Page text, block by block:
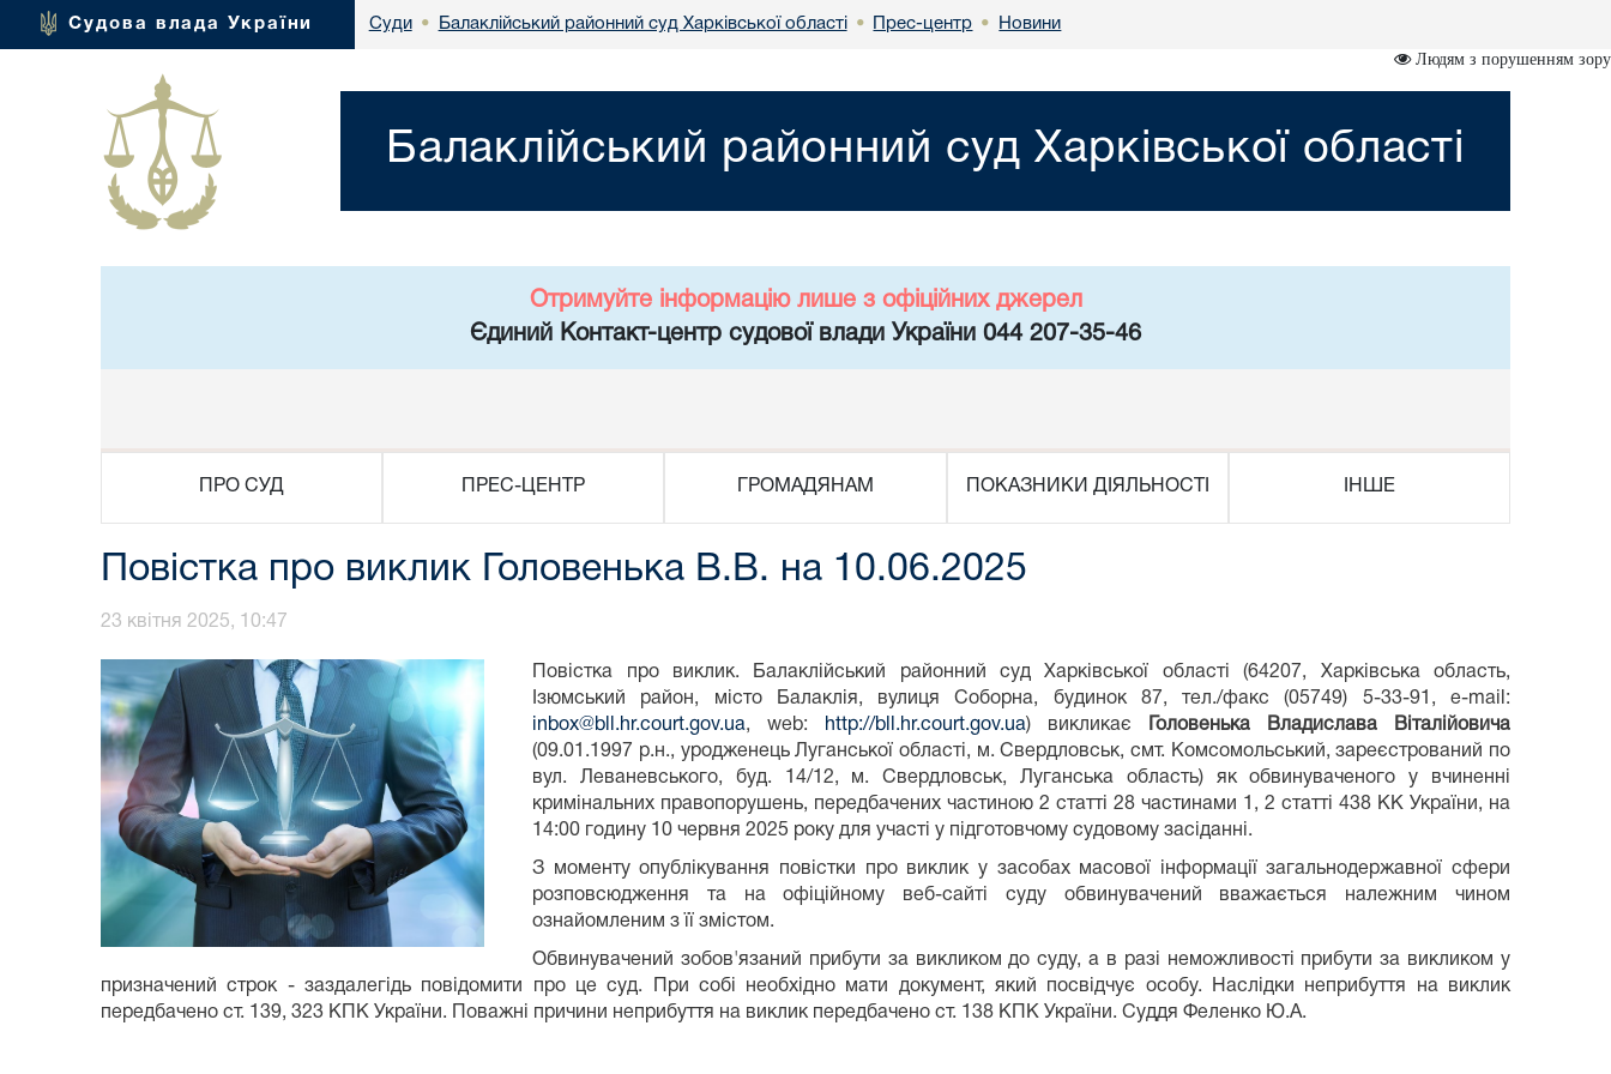
Судова влада України Суди • Балаклійський районний суд Харківської області • Прес-центр • Новини
Людям з порушенням зору
Балаклійський районний суд Харківської області
Отримуйте інформацію лише з офіційних джерел
Єдиний Контакт-центр судової влади України 044 207-35-46
ПРО СУД ПРЕС-ЦЕНТР ГРОМАДЯНАМ ПОКАЗНИКИ ДІЯЛЬНОСТІ ІНШЕ
Повістка про виклик Головенька В.В. на 10.06.2025
23 квітня 2025, 10:47
Повістка про виклик. Балаклійський районний суд Харківської області (64207, Харківська область,
Ізюмський район, місто Балаклія, вулиця Соборна, будинок 87, тел./факс (05749) 5-33-91, e-mail:
inbox@bll.hr.court.gov.ua, web: http://bll.hr.court.gov.ua) викликає
Головенька Владислава Віталійовича
(09.01.1997 р.н., уродженець Луганської області, м. Свердловськ, смт. Комсомольський, зареєстрований по
вул. Леваневського, буд. 14/12, м. Свердловськ, Луганська область) як обвинуваченого у вчиненні
кримінальних правопорушень, передбачених частиною 2 статті 28 частинами 1, 2 статті 438 КК України, на
14:00 годину 10 червня 2025 року для участі у підготовчому судовому засіданні.
З моменту опублікування повістки про виклик у засобах масової інформації загальнодержавної сфери
розповсюдження та на офіційному веб-сайті суду обвинувачений вважається належним чином
ознайомленим з її змістом.
Обвинувачений зобов'язаний прибути за викликом до суду, а в разі неможливості прибути за викликом у
призначений строк - заздалегідь повідомити про це суд. При собі необхідно мати документ, який посвідчує особу. Наслідки неприбуття на виклик
передбачено ст. 139, 323 КПК України. Поважні причини неприбуття на виклик передбачено ст. 138 КПК України. Суддя Феленко Ю.А.